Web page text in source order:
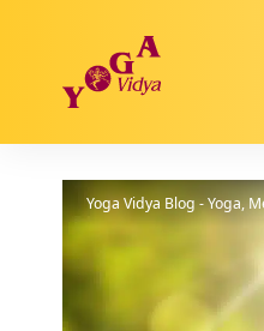
Yoga Vidya Blog - Yoga,